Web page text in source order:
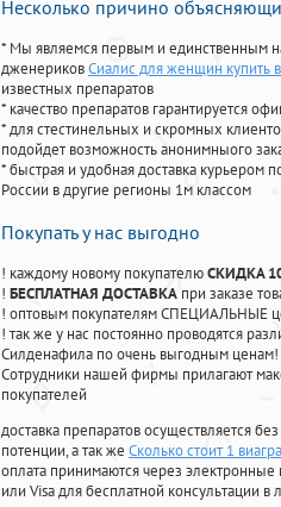
Несколько причино
* Мы являемся первым и единственным
дженериковСиалис для женщин купить
известных препаратов
* качество препаратов гарантируется
* для стестинельных и скромных
подойдет возможность анонимныого
* быстрая и удобная доставка курьером
России в другие регионы 1м классом
Покупать у нас выгодно
! каждому новому покупателюСКИДКА
! БЕСПЛАТНАЯ ДОСТАВКА при заказе
! оптовым покупателям СПЕЦИАЛЬНЫЕ
! так же у нас постоянно проводятся
Силденафила по очень выгодным ценам!
Cотрудники нашей фирмы прилагают
покупателей
доставка препаратов осуществляется
потенции, а так же Сколько стоит 1 виагра
оплата принимаются через
или Visa для бесплатной консультации